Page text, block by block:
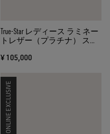
True-Star レディース ラミネー
トレザー（プラチナ） スエ
ー）
¥ 105,000
ONLINE EXCLUSIVE